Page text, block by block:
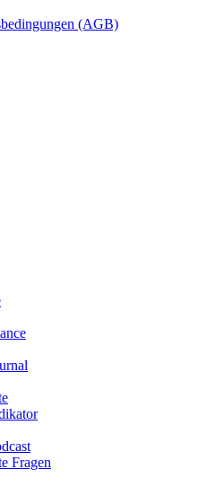
(AGB)
Fragen